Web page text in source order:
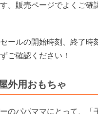
。販売ページでよくご確
ールの開始時刻、終了時
ご確認ください！
外用おもちゃ
のパパママにとって、「